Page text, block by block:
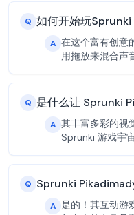
Q 如何开始玩Sprunki
A 在这个富有创意
用拖放来混合声
Q 是什么让 Sprunki
A 其丰富多彩的视
Sprunki 游戏宇
Q Sprunki
A 是的！其互动游